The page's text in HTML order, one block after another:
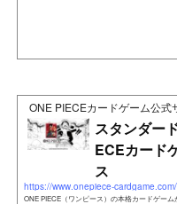
ONE PIECEカードゲーム公式
スタンダー
ECEカード
ス
https://www.onepiece-
ONE PIECE（ワンピース）の本格カードゲー